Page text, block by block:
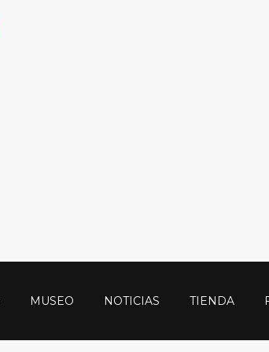
MUSEO NOTICIAS TIENDA